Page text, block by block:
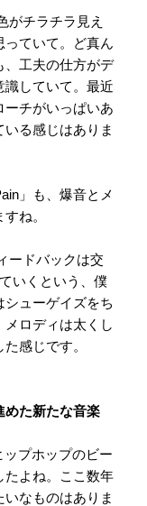
チラチラ見え
っていて。ど真ん
、工夫の仕方がデ
識していて。最近
チがいっぱいあ
る感じはありま
」も、爆音とメ
ね。
ードバックは交
いくという、僕
ューゲイズをち
メロディは太くし
感じです。
めた新たな音楽
プホップのビー
たよね。ここ数年
なものはありま